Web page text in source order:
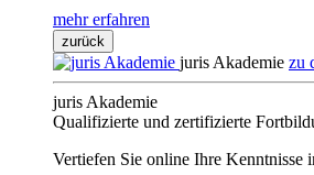
mehr erfahren
zurück
juris Akademie zu
juris Akademie
Qualifizierte und zertifizierte
Vertiefen Sie online Ihre Kenntnisse